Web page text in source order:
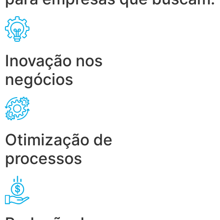
Inovação nos
negócios
Otimização de
processos